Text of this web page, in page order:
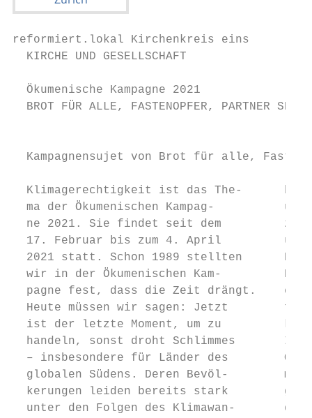
reformiert.lokal Kirchenkreis eins
  KIRCHE UND GESELLSCHAFT
  Ökumenische Kampagne 2021
  BROT FÜR ALLE, FASTENOPFER, PARTNER SEIN
Kampagnensujet von Brot für alle,
Klimagerechtigkeit ist das The-
ma der Ökumenischen Kampag-
ne 2021. Sie findet seit dem
17. Februar bis zum 4. April         und
2021 statt. Schon 1989 stellten
wir in der Ökumenischen Kam-
pagne fest, dass die Zeit drängt.
Heute müssen wir sagen: Jetzt
ist der letzte Moment, um zu
handeln, sonst droht Schlimmes       In
– insbesondere für Länder des
globalen Südens. Deren Bevöl-
kerungen leiden bereits stark
unter den Folgen des Klimawan-